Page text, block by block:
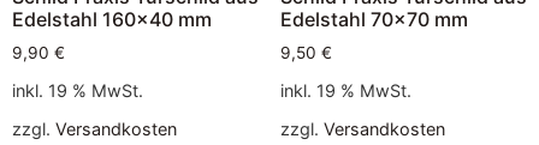
Edelstahl 160×40 mm
9,90 €
inkl. 19 % MwSt.
zzgl. Versandkosten
Edelstahl 70×70 mm
9,50 €
inkl. 19 % MwSt.
zzgl. Versandkosten